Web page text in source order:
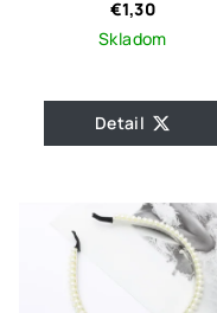
€1,30
Skladom
Detail